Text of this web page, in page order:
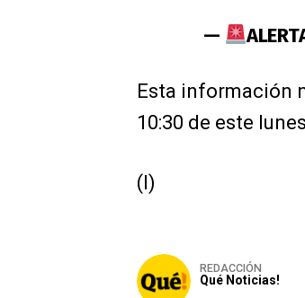
—
Esta información
10:30 de este
(I)
REDACCIÓN
Qué Noticias!